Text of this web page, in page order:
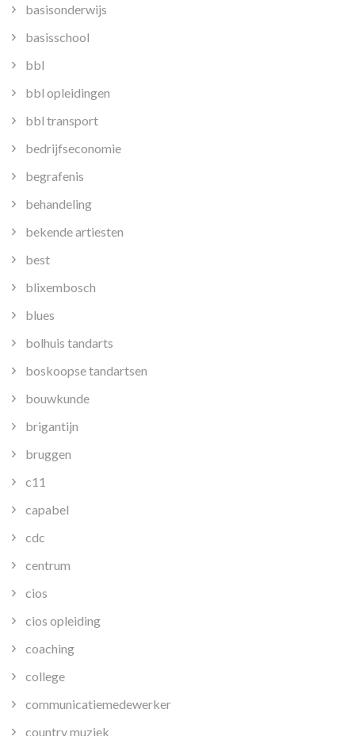
basisonderwijs
basisschool
bbl
bbl opleidingen
bbl transport
bedrijfseconomie
begrafenis
behandeling
bekende artiesten
best
blixembosch
blues
bolhuis tandarts
boskoopse tandartsen
bouwkunde
brigantijn
bruggen
c11
capabel
cdc
centrum
cios
cios opleiding
coaching
college
communicatiemedewerker
country muziek